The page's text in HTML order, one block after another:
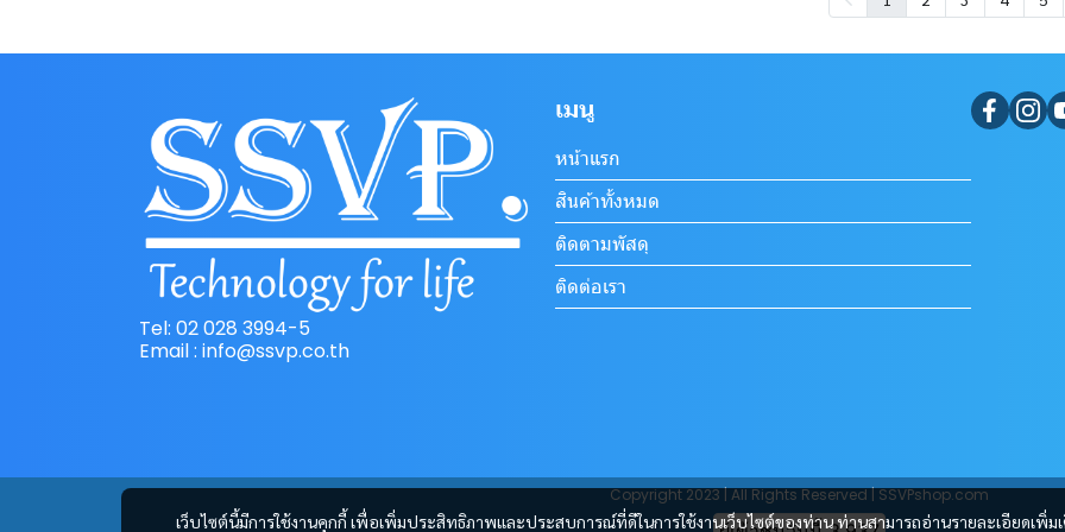
เว็บไซต์นี้มีการใช้งานคุกกี้ เพื่อเพิ่มประสิทธิภาพและประสบการณ์ที่ดีในการใช้งานเว็บไซต์ของท่าน ท่านสามารถอ่านรายละเอียดเพิ่ม
Tel: 02 028 3994-5
Email : info@ssvp.co.th
เมนู
หน้าแรก
สินค้าทั้งหมด
ติดตามพัสดุ
ติดต่อเรา
Copyright 2023 | All Rights Reserved | SSVPshop.com